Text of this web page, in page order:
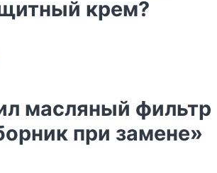
крем?
масляный фильтр
при замене»